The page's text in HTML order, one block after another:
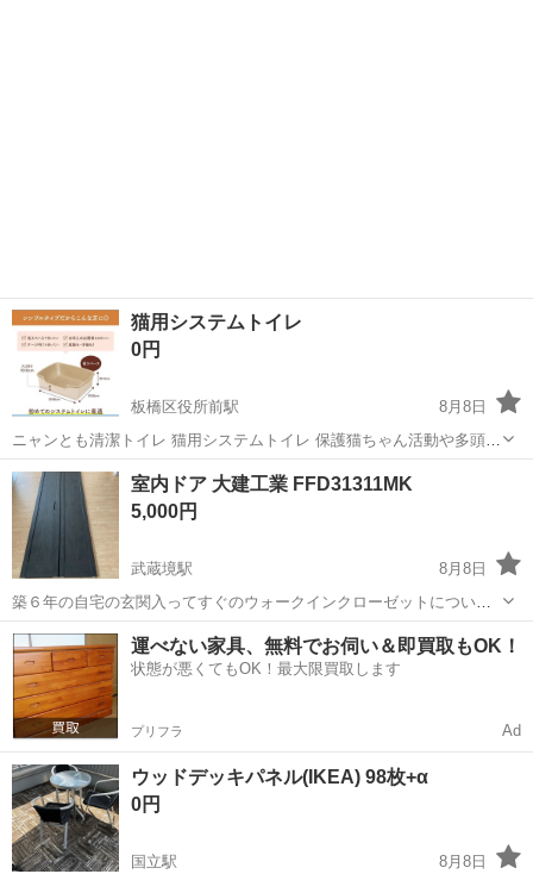
猫用システムトイレ
0円
板橋区役所前駅
8月8日
ニャンとも清潔トイレ 猫用システムトイレ 保護猫ちゃん活動や多頭飼
いされている方もどうぞ 去年の年末に買いました。 綺麗に使ってまし
たので、傷や黄ばみなどありません。 洗浄しアルコール除菌済み 病
気、感染症などはありません。
東京 板橋区 板橋区役所前駅
室内ドア 大建工業 FFD31311MK
5,000円
武蔵境駅
8月8日
築６年の自宅の玄関入ってすぐのウォークインクローゼットについて
いたドアです。 取り外してカーテンに代えたので不要になりました。
写真のレールと留め具もおつけします。 詳細は型番(FFD31311MK)か
らお調べください...
東京 西東京市 武蔵境駅 その他
運べない家具、無料でお伺い＆即買取もOK！
状態が悪くてもOK！最大限買取します
プリフラ Ad
ウッドデッキパネル(IKEA) 98枚+α
0円
国立駅
8月8日